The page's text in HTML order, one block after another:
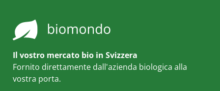
Il vostro mercato bio in Svizzera
Fornito direttamente dall'azienda biologica alla
vostra porta.